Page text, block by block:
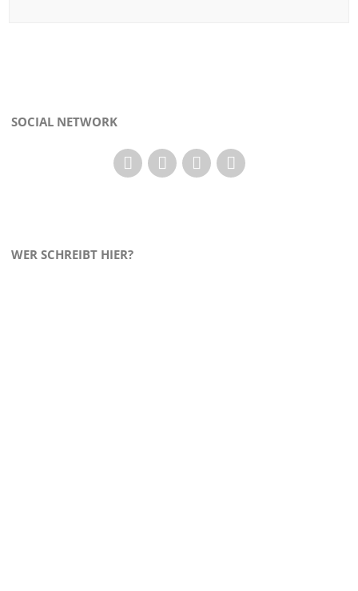
SOCIAL NETWORK
WER SCHREIBT HIER?